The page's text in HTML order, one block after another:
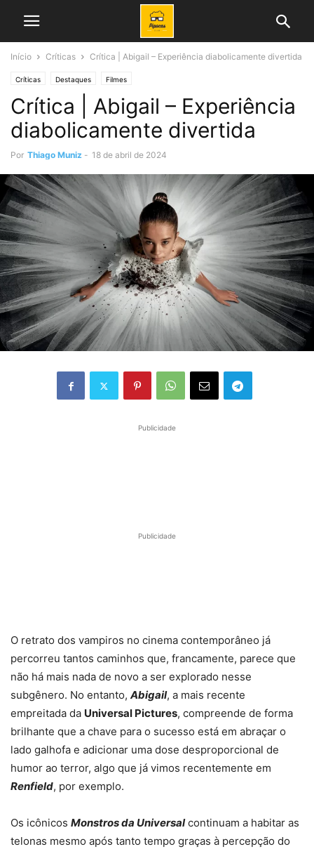
Início Críticas Crítica | Abigail – Experiência diabolicamente divertida
Críticas Destaques Filmes
Crítica | Abigail – Experiência
diabolicamente divertida
Por Thiago Muniz - 18 de abril de 2024
Publicidade
Publicidade
O retrato dos vampiros no cinema contemporâneo já
percorreu tantos caminhos que, francamente, parece que
não há mais nada de novo a ser explorado nesse
subgênero. No entanto, Abigail, a mais recente
empreitada da Universal Pictures, compreende de forma
brilhante que a chave para o sucesso está em abraçar o
lado galhofa e adicionar uma dose desproporcional de
humor ao terror, algo que já vimos recentemente em
Renfield, por exemplo.
Os icônicos Monstros da Universalcontinuam a habitar as
telonas mesmo após tanto tempo graças à percepção do